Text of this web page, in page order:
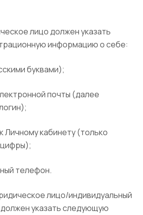
лицо должен указать
информацию о себе:
буквами);
почты (далее
кабинету (только
цифры);
телефон.
лицо/индивидуальный
указать следующую